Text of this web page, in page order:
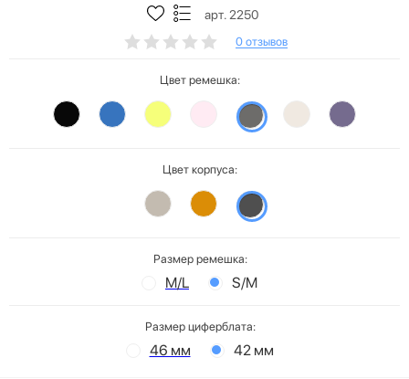
арт. 2250
0 отзывов
Цвет ремешка:
Цвет корпуса:
Размер ремешка:
M/L S/M
Размер циферблата:
46 мм 42 мм